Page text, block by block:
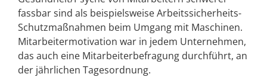
fassbar sind als beispielsweise Arbeitssicherheits-
Schutzmaßnahmen beim Umgang mit Maschinen.
Mitarbeitermotivation war in jedem Unternehmen,
das auch eine Mitarbeiterbefragung durchführt, an
der jährlichen Tagesordnung.